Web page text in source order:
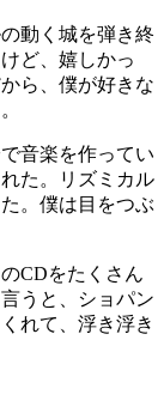
動く城を弾き終
ど、嬉しかっ
ら、僕が好きな
音楽を作ってい
た。リズミカル
。僕は目をつぶ
CDをたくさん
うと、ショパン
れて、浮き浮き